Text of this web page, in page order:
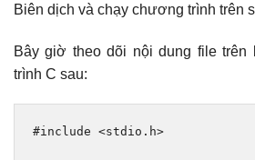
Biên dịch và chạy chương trình trên
Bây giờ theo dõi nội dung file
trình C sau:
#include <stdio.h>